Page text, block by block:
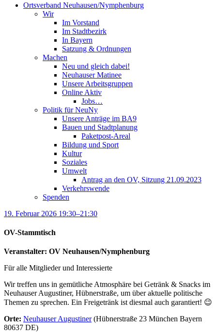
Ortsverband Neuhausen/Nymphenburg
Wir
Im Vorstand
Im Stadtbezirk
In Bayern
Satzung & Ordnungen
Machen
Neu und gleich dabei!
Neuhauser Matinee
Unsere Arbeitsgruppen
Online Aktiv
Jobs…
Politik für NeuNy
Unsere Anträge im BA9
Bauen und Stadtplanung
Paketpost-Areal
Bildung und Sport
Kultur
Soziales
Umwelt
Antrag an den OV, Sitzung 21.09.2023
Verkehrswende
Spenden
19. Februar 2026 19:30–21:30
OV-Stammtisch
Veranstalter: OV Neuhausen/Nymphenburg
Für alle Mitglieder und Interessierte
Wir treffen uns in gemütliche Atmosphäre bei Getränk & Snacks im
Neuhauser Augustiner, Hübnerstraße, um über aktuelle politische
Themen zu sprechen. Ein Freigetränk ist diesmal auch garantiert! 😉
Orte: Neuhauser Augustiner (Hübnerstraße 23 München Bayern
80637 DE)